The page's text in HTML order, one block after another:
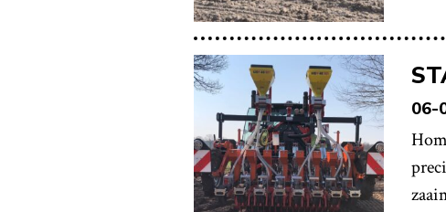
06-